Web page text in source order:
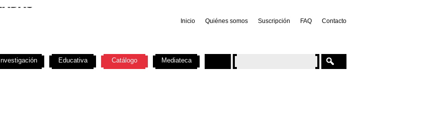
Inicio Quiénes somos Suscripción FAQ Contacto
Investigación Educativa Catálogo Mediateca